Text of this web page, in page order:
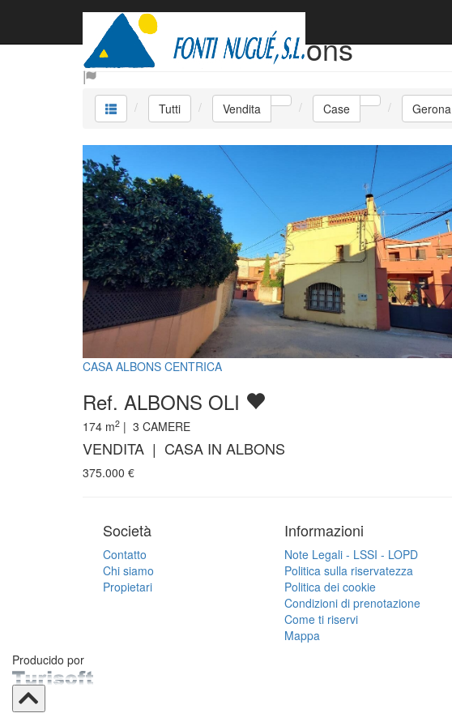
Vendita Case Albons
Tutti Vendita Case Gerona
CASA ALBONS CENTRICA
Ref. ALBONS OLI
174 m2 | 3 CAMERE
VENDITA | CASA IN ALBONS
375.000 €
Società
Contatto
Chi siamo
Propietari
Informazioni
Note Legali - LSSI - LOPD
Politica sulla riservatezza
Politica dei cookie
Condizioni di prenotazione
Come ti riservi
Mappa
Producido por